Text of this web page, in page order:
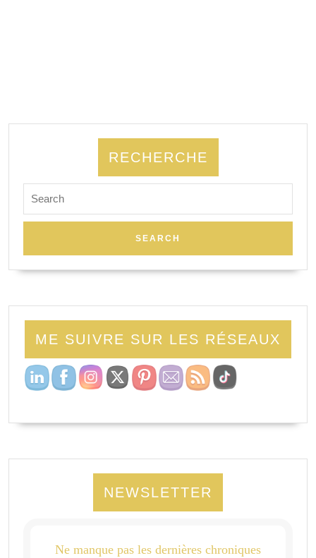
RECHERCHE
for:
ME SUIVRE SUR LES RÉSEAUX
NEWSLETTER
Ne manque pas les dernières chroniques